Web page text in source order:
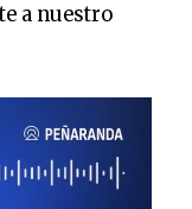
a nuestro